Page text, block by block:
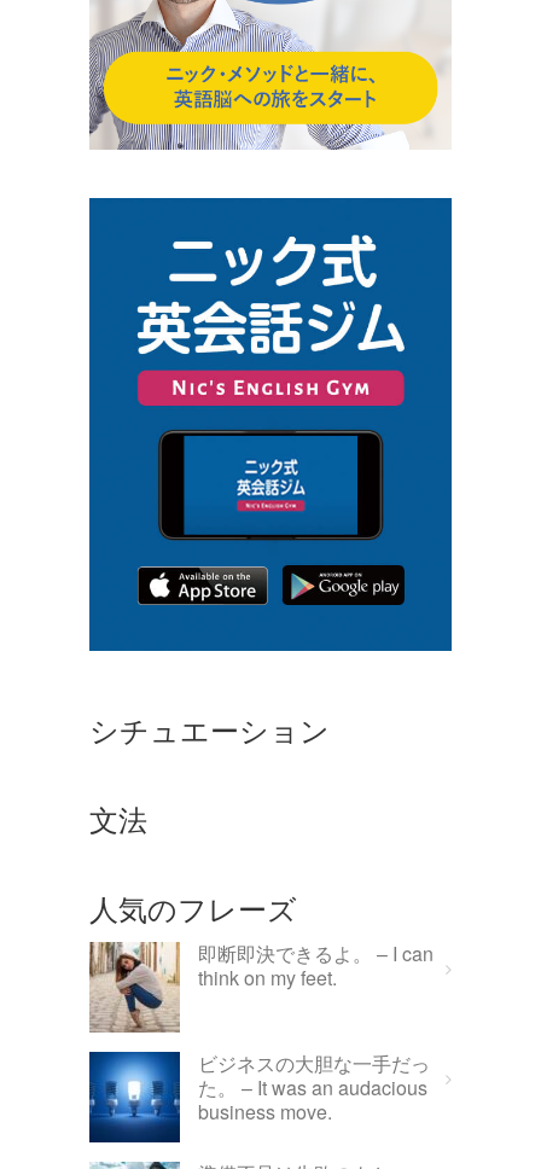
シチュエーション
文法
人気のフレーズ
即断即決できるよ。 – I can
think on my feet.
ビジネスの大胆な一手だっ
た。 – It was an audacious
business move.